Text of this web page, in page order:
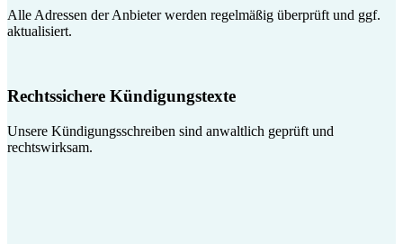
Alle Adressen der Anbieter werden regelmäßig überprüft und ggf.
aktualisiert.
Rechtssichere Kündigungstexte
Unsere Kündigungsschreiben sind anwaltlich geprüft und
rechtswirksam.